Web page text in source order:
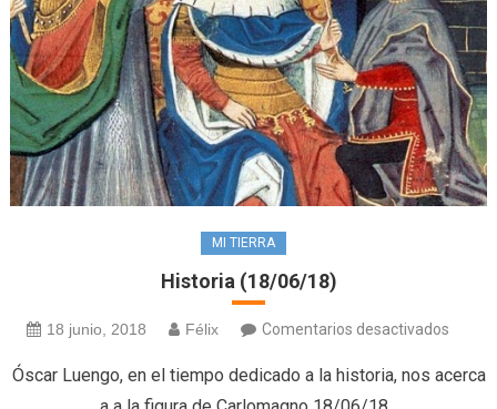
MI TIERRA
Historia (18/06/18)
18 junio, 2018 Félix Comentarios desactivadosen
(18/
Óscar Luengo, en el tiempo dedicado a la historia, nos acerca